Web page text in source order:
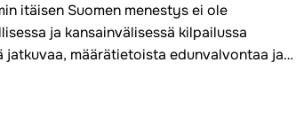
itäisen Suomen menestys ei ole
ja kansainvälisessä kilpailussa
jatkuvaa, määrätietoista edunvalvontaa ja…